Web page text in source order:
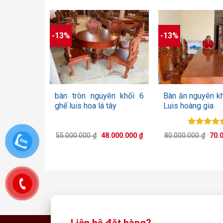
70.000.000 ₫.
-13%
+
bàn tròn nguyên khối 6
ghế luis hoa lá tây
55.000.000₫ Giá
48.000.000 ₫Giá
hiện
-13%
+
Bàn ăn nguyên
Luis hoàng gia
Được
hạng
80.000.000₫ Giá